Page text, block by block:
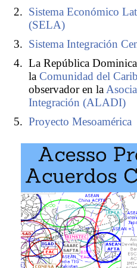
Sistema Económico
(SELA)
Sistema Integración
La República
la Comunidad del
observador en la
Integración (ALADI)
Proyecto Mesoamérica